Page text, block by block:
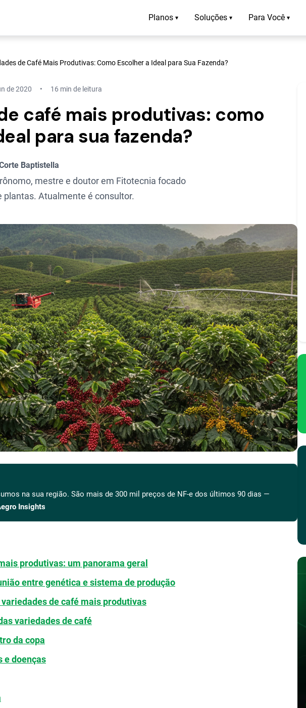
Planos ▾ Soluções ▾ Para Você ▾
de Café Mais Produtivas: Como Escolher a Ideal para Sua Fazenda?
de 2020 16 min de leitura
café mais produtivas: como
para sua fazenda?
Baptistella
mestre e doutor em Fitotecnia focado
plantas. Atualmente é consultor.
na sua região. São mais de 300 mil preços de NF-e dos últimos 90 dias —
Insights
produtivas: um panorama geral
entre genética e sistema de produção
de café mais produtivas
variedades de café
da copa
e doenças